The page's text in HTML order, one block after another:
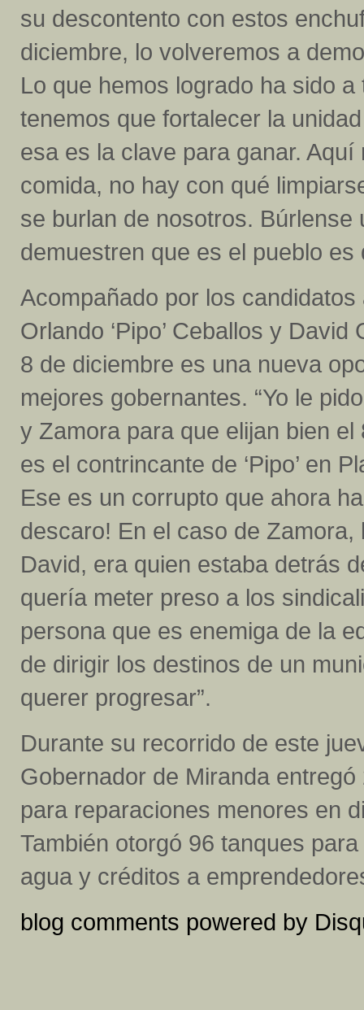
su descontento con estos
diciembre, lo volveremos a
Lo que hemos logrado ha sido
tenemos que fortalecer la
esa es la clave para ganar.
comida, no hay con qué
se burlan de nosotros.
demuestren que es el pueblo es
Acompañado por los
Orlando ‘Pipo’ Ceballos y
8 de diciembre es una nueva
mejores gobernantes. “Yo le
y Zamora para que elijan bien
es el contrincante de ‘Pipo’ en
Ese es un corrupto que ahora
descaro! En el caso de
David, era quien estaba detrás
quería meter preso a los
persona que es enemiga de la
de dirigir los destinos de un
querer progresar”.
Durante su recorrido de este
Gobernador de Miranda
para reparaciones menores en
También otorgó 96 tanques
agua y créditos a
blog comments powered by